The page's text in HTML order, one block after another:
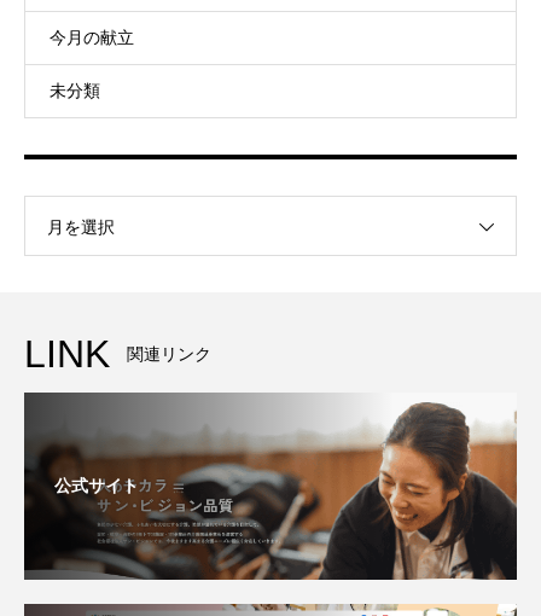
今月の献立
未分類
月を選択
LINK 関連リンク
公式サイト